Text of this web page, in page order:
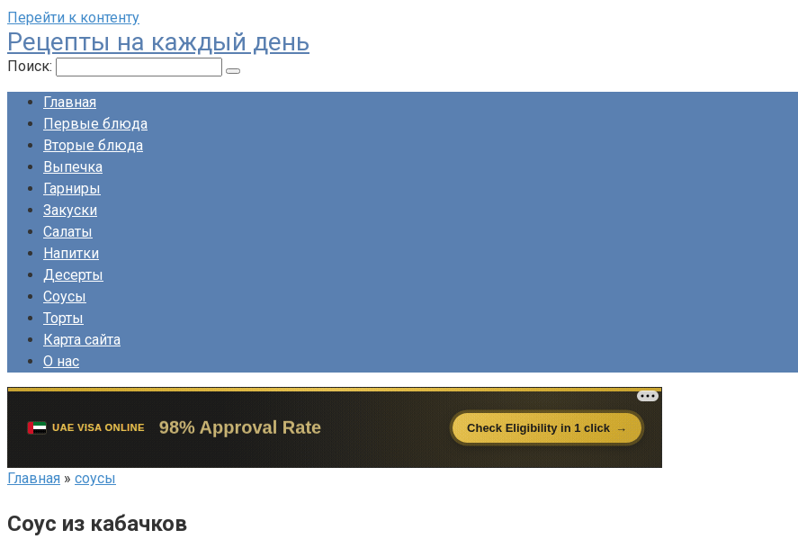
Перейти к контенту
Рецепты на каждый день
Поиск:
Главная
Первые блюда
Вторые блюда
Выпечка
Гарниры
Закуски
Салаты
Напитки
Десерты
Соусы
Торты
Карта сайта
О нас
Главная » соусы
Соус из кабачков